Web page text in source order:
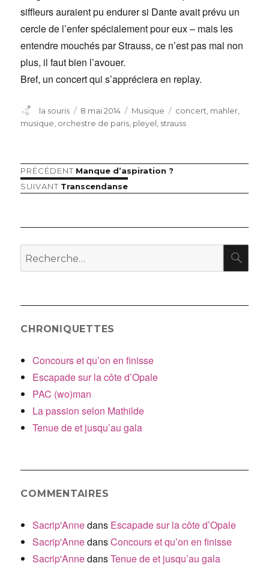
siffleurs auraient pu endurer si Dante avait prévu un
cercle de l’enfer spécialement pour eux – mais les
entendre mouchés par Strauss, ce n’est pas mal non
plus, il faut bien l’avouer.
Bref, un concert qui s’appréciera en replay.
Auteur
la souris
Publié
le
8 mai 2014 Catégories
Musique Étiquettes
concert mahler
musique orchestre de paris pleyel strauss
Navigation
l’article
PRÉCÉDENT Article
précédent :
Manque d’aspiration ?
SUIVANT Article
Transcendanse
Recherche
pour
CHRONIQUETTES
Concours et qu’on en finisse
Escapade sur la côte d’Opale
PAC (wo)man
La passion selon Mathilde
Tenue de et jusqu’au gala
COMMENTAIRES
Sacrip'Annedans Escapade sur la côte d’Opale
Sacrip'AnnedansConcours et qu’on en finisse
Sacrip'AnnedansTenue de et jusqu’au gala